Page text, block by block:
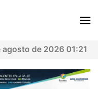
agosto de 2026 01:21